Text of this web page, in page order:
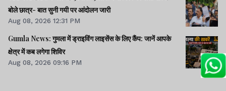
बोले छात्र- बात सुनी गयी पर आंदोलन जारी
Aug 08, 2026 12:31 PM
Gumla News: गुमला में ड्राइविंग लाइसेंस के लिए कैंप: जानें आपके
क्षेत्र में कब लगेगा शिविर
Aug 08, 2026 09:16 PM